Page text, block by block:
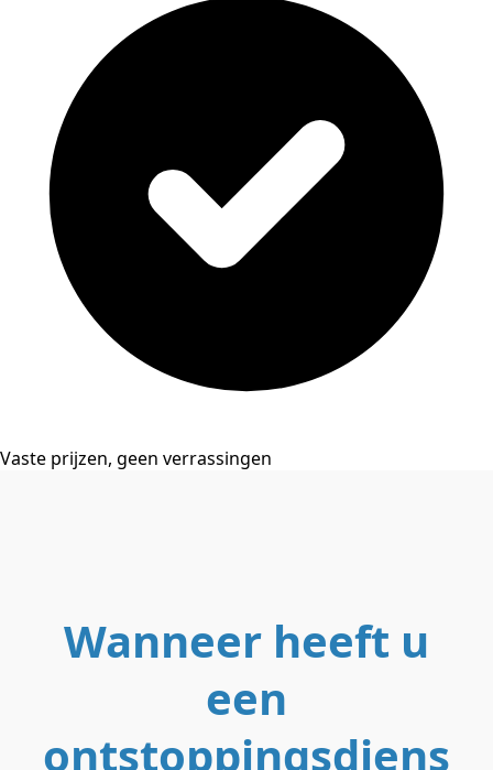
Vaste prijzen, geen verrassingen
Wanneer heeft u
een
ontstoppingsdiens